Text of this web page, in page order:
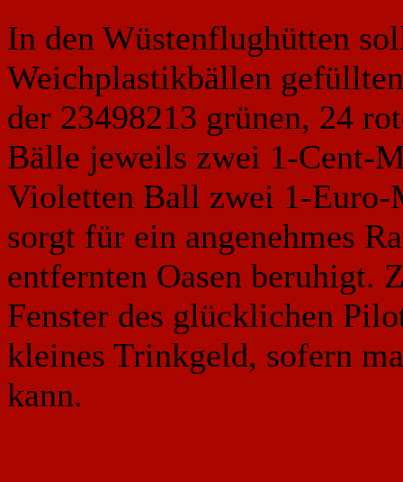
In den Wüstenflughütten
Weichplastikbällen
der 23498213 grünen, 24
Bälle jeweils zwei 1-Cent-
Violetten Ball zwei 1-Euro-
sorgt für ein angenehmes
entfernten Oasen beruhigt.
Fenster des glücklichen
kleines Trinkgeld, sofern
kann.